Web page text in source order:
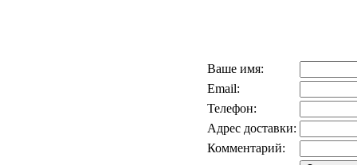
Ваше имя:
Email:
Телефон:
Адрес доставки:
Комментарий: